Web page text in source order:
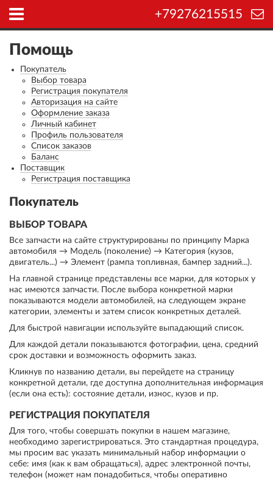
+79276215515
Помощь
Покупатель
Выбор товара
Регистрация покупателя
Авторизация на сайте
Оформление заказа
Личный кабинет
Профиль пользователя
Список заказов
Баланс
Поставщик
Регистрация поставщика
Покупатель
ВЫБОР ТОВАРА
Все запчасти на сайте структурированы по принципу Марка
автомобиля → Модель (поколение) → Категория (кузов,
двигатель...) → Элемент (рампа топливная, бампер задний...).
На главной странице представлены все марки, для которых у
нас имеются запчасти. После выбора конкретной марки
показываются модели автомобилей, на следующем экране
категории, элементы и затем список конкретных деталей.
Для быстрой навигации используйте выпадающий список.
Для каждой детали показываются фотографии, цена, средний
срок доставки и возможность оформить заказ.
Кликнув по названию детали, вы перейдете на страницу
конкретной детали, где доступна дополнительная информация
(если она есть): состояние детали, износ, кузов и пр.
РЕГИСТРАЦИЯ ПОКУПАТЕЛЯ
Для того, чтобы совершать покупки в нашем магазине,
необходимо зарегистрироваться. Это стандартная процедура,
мы просим вас указать минимальный набор информации о
себе: имя (как к вам обращаться), адрес электронной почты,
телефон (может нам понадобиться, чтобы оперативно